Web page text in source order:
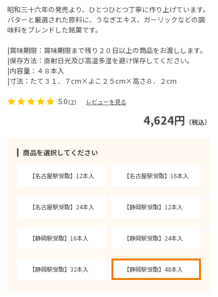
4,624円 （税込）
商品を選択してください
【名古屋駅受取】12本入 【名古屋駅受取】16本入
【名古屋駅受取】24本入 【静岡駅受取】12本入
【静岡駅受取】16本入 【静岡駅受取】24本入
【静岡駅受取】32本入 【静岡駅受取】48本入
昭和三十六年の発売より、ひとつひとつ丁寧に作り上げています。
バターと厳選された原料に、うなぎエキス、ガーリックなどの調
味料をブレンドした銘菓です。
|賞味期限：賞味期限まで残り２０日以上の商品をお渡しします。
|保存方法：直射日光及び高温多湿を避け保存してください。
|内容量：４８本入
|寸法：たて３１．７cm×よこ２５cm×高さ８．２cm
5.0（2） レビューを見る